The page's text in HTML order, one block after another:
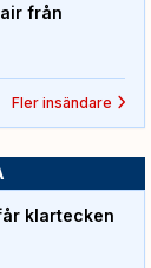
från
Fler insändare
klartecken